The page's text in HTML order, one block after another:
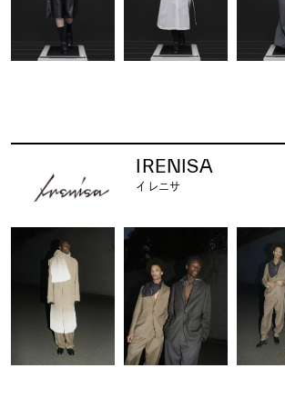
IRENISA
イレニサ